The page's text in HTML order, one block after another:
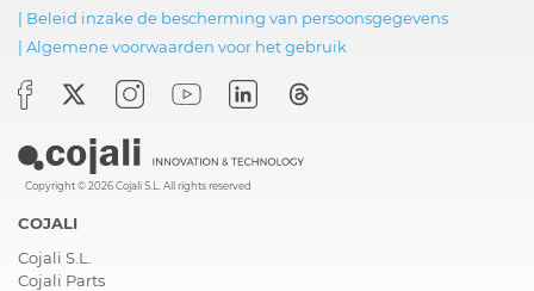
| Beleid inzake de bescherming van persoonsgegevens
| Algemene voorwaarden voor het gebruik
Copyright © 2026 Cojali S.L. All rights reserved
COJALI
Cojali S.L.
Cojali Parts